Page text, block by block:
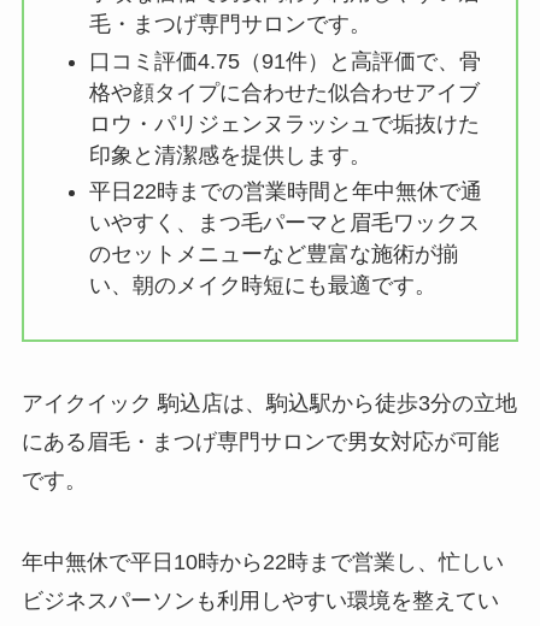
毛・まつげ専門サロンです。
口コミ評価4.75（91件）と高評価で、骨
格や顔タイプに合わせた似合わせアイブ
ロウ・パリジェンヌラッシュで垢抜けた
印象と清潔感を提供します。
平日22時までの営業時間と年中無休で通
いやすく、まつ毛パーマと眉毛ワックス
のセットメニューなど豊富な施術が揃
い、朝のメイク時短にも最適です。
アイクイック 駒込店は、駒込駅から徒歩3分の立地
にある眉毛・まつげ専門サロンで男女対応が可能
です。
年中無休で平日10時から22時まで営業し、忙しい
ビジネスパーソンも利用しやすい環境を整えてい